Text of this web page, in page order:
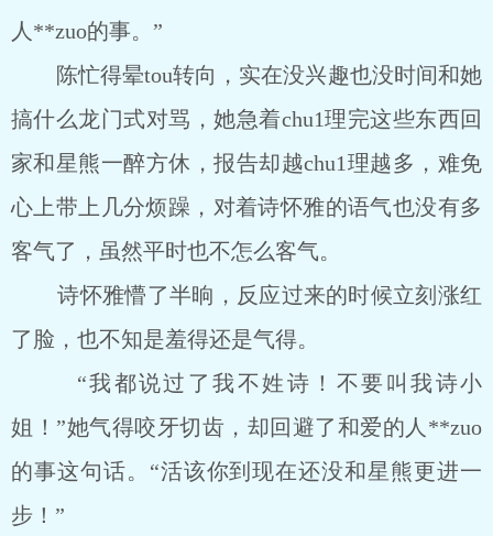
人**zuo的事。”
陈忙得晕tou转向，实在没兴趣也没时间和她
搞什么龙门式对骂，她急着chu1理完这些东西回
家和星熊一醉方休，报告却越chu1理越多，难免
心上带上几分烦躁，对着诗怀雅的语气也没有多
客气了，虽然平时也不怎么客气。
诗怀雅懵了半晌，反应过来的时候立刻涨红
了脸，也不知是羞得还是气得。
“我都说过了我不姓诗！不要叫我诗小
姐！”她气得咬牙切齿，却回避了和爱的人**zuo
的事这句话。“活该你到现在还没和星熊更进一
步！”